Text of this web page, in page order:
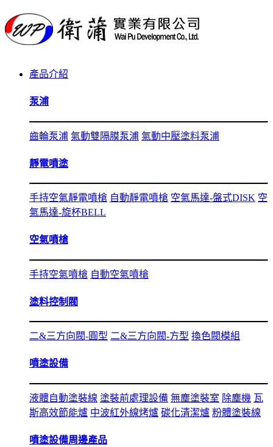
產品介紹
泵浦
齒輪泵浦 氣動雙隔膜泵浦 氣動中壓塗料泵浦
靜電噴塗
手持空氣靜電噴槍 自動靜電噴槍 空氣馬達-盤式DISK 空
氣馬達-旋杯BELL
空氣噴槍
手持空氣噴槍 自動空氣噴槍
塗料控制閥
二&三方向閥-圓型 二&三方向閥-方型 換色閥模組
噴塗設備
液體自動塗裝線 塗裝前處理設備 無塵塗裝室 除塵機 瓦
斯高效節能爐 中波紅外線烤爐 碳化清潔爐 粉體塗裝線
噴塗設備周邊產品